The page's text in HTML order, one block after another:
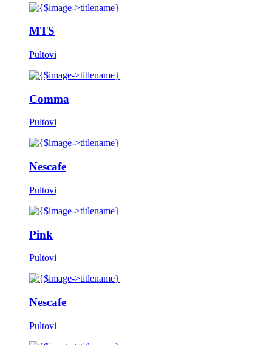
MTS
Pultovi
Comma
Pultovi
Nescafe
Pultovi
Pink
Pultovi
Nescafe
Pultovi